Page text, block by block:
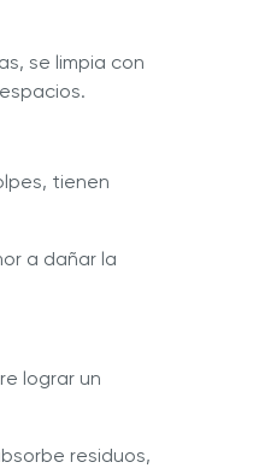
se limpia con
tienen
a dañar la
lograr un
residuos,